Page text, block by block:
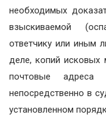
необходимых
взыскиваемой
ответчику или иным
деле, копий исковых
почтовые
непосредственно в
установленном